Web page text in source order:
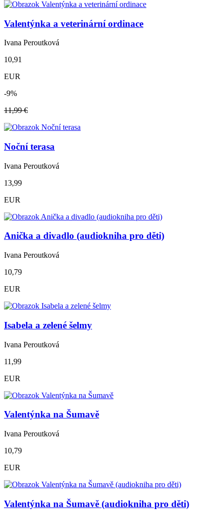
Valentýnka a veterinární ordinace
Ivana Peroutková
10,91
EUR
-9%
11,99 €
Noční terasa
Ivana Peroutková
13,99
EUR
Anička a divadlo (audiokniha pro děti)
Ivana Peroutková
10,79
EUR
Isabela a zelené šelmy
Ivana Peroutková
11,99
EUR
Valentýnka na Šumavě
Ivana Peroutková
10,79
EUR
Valentýnka na Šumavě (audiokniha pro děti)